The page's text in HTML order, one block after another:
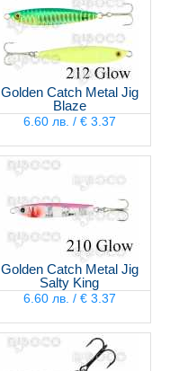
Golden Catch Metal Jig
Blaze
6.60 лв. / € 3.37
Golden Catch Metal Jig
Salty King
6.60 лв. / € 3.37